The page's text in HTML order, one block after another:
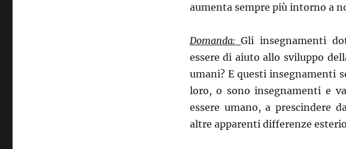
aumenta sempre più intorno a
Domanda:Gli insegnamenti
essere di aiuto allo sviluppo
umani? E questi insegnamenti
loro, o sono insegnamenti e
essere umano, a prescindere
altre apparenti differenze